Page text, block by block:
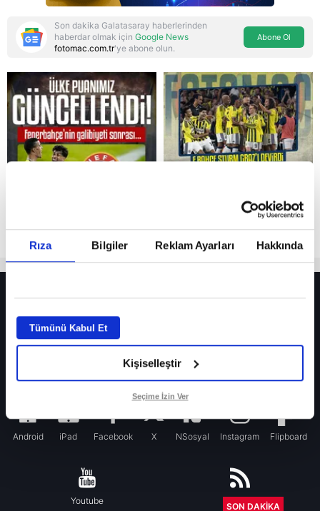
Rıza Bilgiler Reklam Ayarları Hakkında
Tümünü Kabul Et
Kişiselleştir
Seçime İzin Ver
Reddet
Son dakika Galatasaray haberlerinden
haberdar olmak için Google News
fotomac.com.tr'ye abone olun.
Abone Ol
Fenerbahçe’de sürpriz ayrılık ihtimali! Devre arasında gelmişti
Fenerbahçe’nin yeni transferi Mason Greenwood için olay sözler!
Galatasaray’da rota yeniden Thiago Almada!
Android iPad Facebook X NSosyal Instagram Flipboard
Youtube RSS
SON DAKİKA